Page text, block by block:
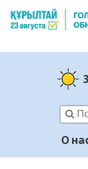
О